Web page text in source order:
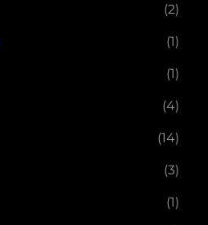
(2)
(1)
(1)
(4)
(14)
(3)
(1)